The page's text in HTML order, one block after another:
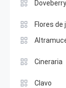
Doveberry
Flores de
Cineraria
Clavo